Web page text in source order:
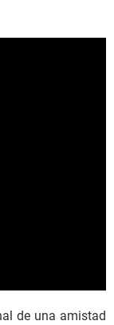
de una amistad